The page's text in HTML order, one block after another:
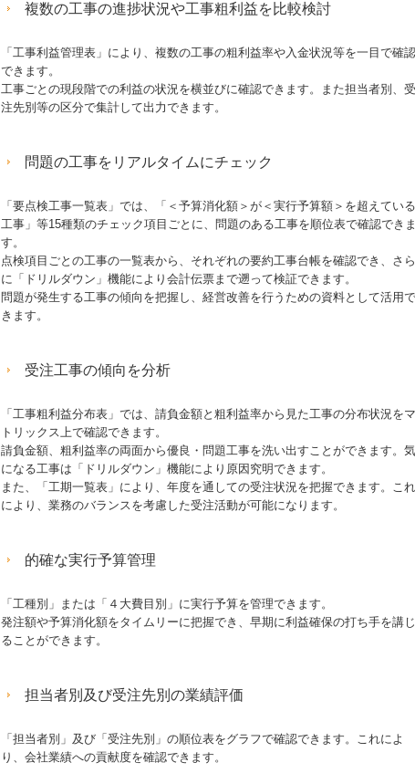
複数の工事の進捗状況や工事粗利益を比較検討
「工事利益管理表」により、複数の工事の粗利益率や入金状況等を一目で確認
できます。
工事ごとの現段階での利益の状況を横並びに確認できます。また担当者別、受
注先別等の区分で集計して出力できます。
問題の工事をリアルタイムにチェック
「要点検工事一覧表」では、「＜予算消化額＞が＜実行予算額＞を超えている
工事」等15種類のチェック項目ごとに、問題のある工事を順位表で確認できま
す。
点検項目ごとの工事の一覧表から、それぞれの要約工事台帳を確認でき、さら
に「ドリルダウン」機能により会計伝票まで遡って検証できます。
問題が発生する工事の傾向を把握し、経営改善を行うための資料として活用で
きます。
受注工事の傾向を分析
「工事粗利益分布表」では、請負金額と粗利益率から見た工事の分布状況をマ
トリックス上で確認できます。
請負金額、粗利益率の両面から優良・問題工事を洗い出すことができます。気
になる工事は「ドリルダウン」機能により原因究明できます。
また、「工期一覧表」により、年度を通しての受注状況を把握できます。これ
により、業務のバランスを考慮した受注活動が可能になります。
的確な実行予算管理
「工種別」または「４大費目別」に実行予算を管理できます。
発注額や予算消化額をタイムリーに把握でき、早期に利益確保の打ち手を講じ
ることができます。
担当者別及び受注先別の業績評価
「担当者別」及び「受注先別」の順位表をグラフで確認できます。これによ
り、会社業績への貢献度を確認できます。